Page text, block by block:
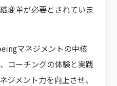
変革が必要とされていま
マネジメントの中核
コーチングの体験と実践
ジメント力を向上させ、